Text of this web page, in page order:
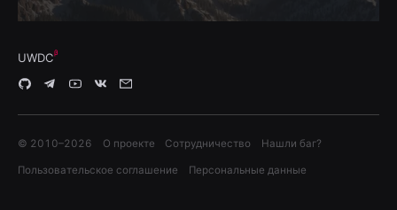
UWDC
© 2010–2026 О проекте Сотрудничество Нашли баг?
Пользовательское соглашение Персональные данные